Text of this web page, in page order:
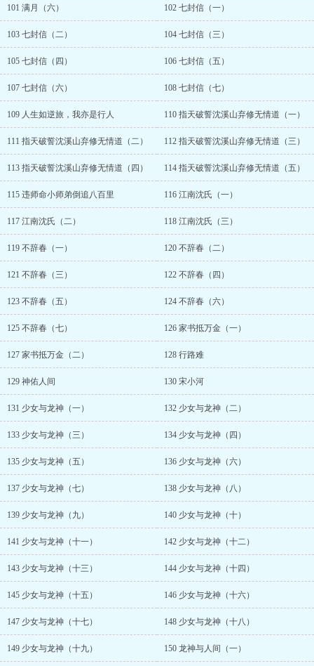
101 满月（六） 102 七封信（一）
103 七封信（二） 104 七封信（三）
105 七封信（四） 106 七封信（五）
107 七封信（六） 108 七封信（七）
109 人生如逆旅，我亦是行人 110 指天破誓沈溪山弃修无情道（一）
111 指天破誓沈溪山弃修无情道（二） 112 指天破誓沈溪山弃修无情道（三）
113 指天破誓沈溪山弃修无情道（四） 114 指天破誓沈溪山弃修无情道（五）
115 违师命小师弟倒追八百里 116 江南沈氏（一）
117 江南沈氏（二） 118 江南沈氏（三）
119 不辞春（一） 120 不辞春（二）
121 不辞春（三） 122 不辞春（四）
123 不辞春（五） 124 不辞春（六）
125 不辞春（七） 126 家书抵万金（一）
127 家书抵万金（二） 128 行路难
129 神佑人间 130 宋小河
131 少女与龙神（一） 132 少女与龙神（二）
133 少女与龙神（三） 134 少女与龙神（四）
135 少女与龙神（五） 136 少女与龙神（六）
137 少女与龙神（七） 138 少女与龙神（八）
139 少女与龙神（九） 140 少女与龙神（十）
141 少女与龙神（十一） 142 少女与龙神（十二）
143 少女与龙神（十三） 144 少女与龙神（十四）
145 少女与龙神（十五） 146 少女与龙神（十六）
147 少女与龙神（十七） 148 少女与龙神（十八）
149 少女与龙神（十九） 150 龙神与人间（一）